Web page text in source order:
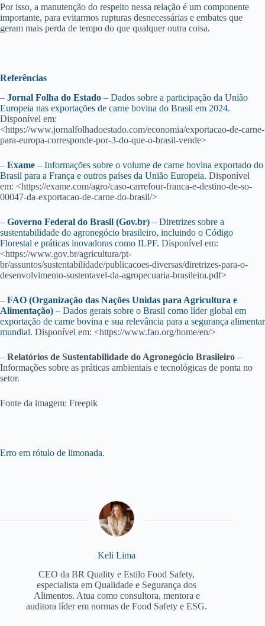
Por isso, a manutenção do respeito nessa relação é um componente
importante, para evitarmos rupturas desnecessárias e embates que
geram mais perda de tempo do que qualquer outra coisa.
Referências
– Jornal Folha do Estado – Dados sobre a participação da União
Europeia nas exportações de carne bovina do Brasil em 2024.
Disponível em:
<https://www.jornalfolhadoestado.com/economia/exportacao-de-carne-
para-europa-corresponde-por-3-do-que-o-brasil-vende>
– Exame – Informações sobre o volume de carne bovina exportado do
Brasil para a França e outros países da União Europeia. Disponível
em: <https://exame.com/agro/caso-carrefour-franca-e-destino-de-so-
00047-da-exportacao-de-carne-do-brasil/>
– Governo Federal do Brasil (Gov.br) – Diretrizes sobre a
sustentabilidade do agronegócio brasileiro, incluindo o Código
Florestal e práticas inovadoras como ILPF. Disponível em:
<https://www.gov.br/agricultura/pt-
br/assuntos/sustentabilidade/publicacoes-diversas/diretrizes-para-o-
desenvolvimento-sustentavel-da-agropecuaria-brasileira.pdf>
– FAO (Organização das Nações Unidas para Agricultura e
Alimentação) – Dados gerais sobre o Brasil como líder global em
exportação de carne bovina e sua relevância para a segurança alimentar
mundial. Disponível em: <https://www.fao.org/home/en/>
– Relatórios de Sustentabilidade do Agronegócio Brasileiro –
Informações sobre as práticas ambientais e tecnológicas de ponta no
setor.
Fonte da imagem: Freepik
Erro em rótulo de limonada.
Keli Lima
CEO da BR Quality e Estilo Food Safety,
especialista em Qualidade e Segurança dos
Alimentos. Atua como consultora, mentora e
auditora líder em normas de Food Safety e ESG.